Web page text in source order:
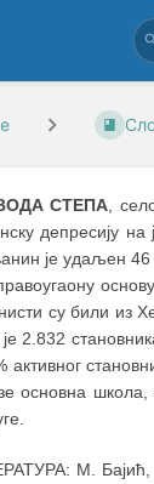
СТЕПА,
депресију
је удаљен 46
су били из
2.832
активног
основна
М.